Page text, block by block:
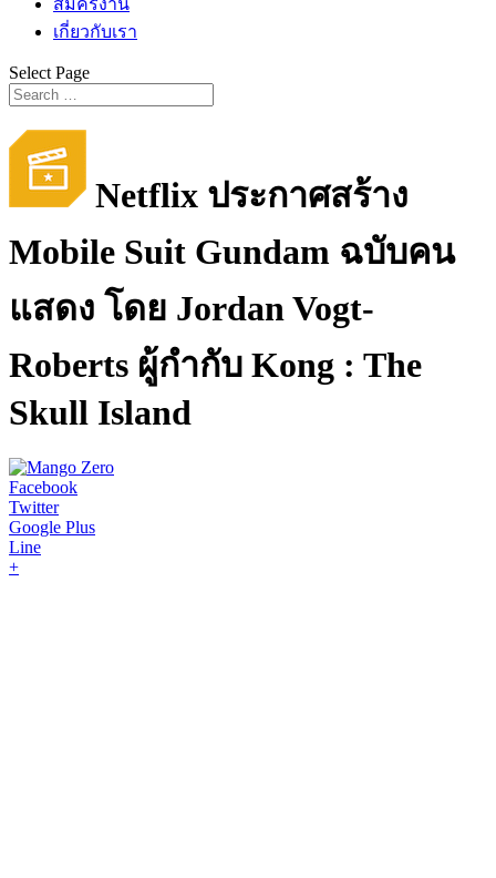
สมัครงาน
เกี่ยวกับเรา
Select Page
Netflix ประกาศสร้าง
Mobile Suit Gundam ฉบับคน
แสดง โดย Jordan Vogt-
Roberts ผู้กำกับ Kong : The
Skull Island
Facebook
Twitter
Google Plus
Line
+